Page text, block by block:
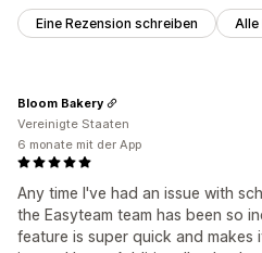
Eine Rezension schreiben Alle
Any time I've had an issue with
the Easyteam team has been so
feature is super quick and
Bloom Bakery
Vereinigte Staaten
6 monate mit der App